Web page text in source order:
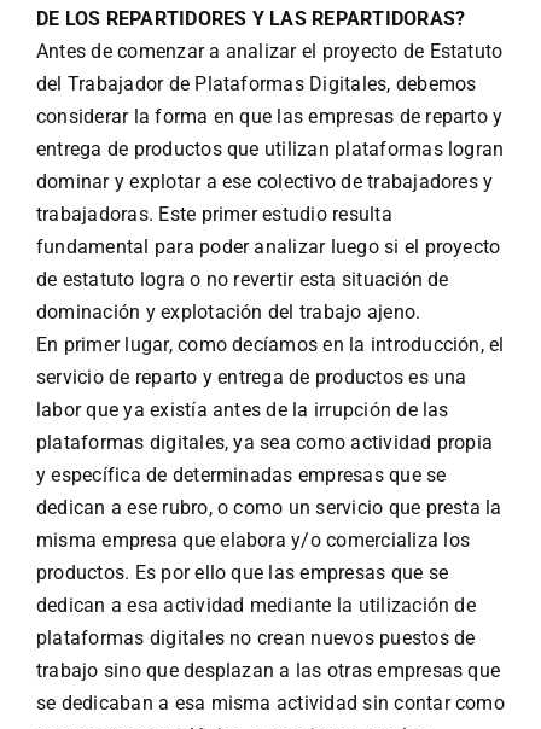
DE LOS REPARTIDORES Y LAS REPARTIDORAS?
Antes de comenzar a analizar el proyecto de Estatuto
del Trabajador de Plataformas Digitales, debemos
considerar la forma en que las empresas de reparto y
entrega de productos que utilizan plataformas logran
dominar y explotar a ese colectivo de trabajadores y
trabajadoras. Este primer estudio resulta
fundamental para poder analizar luego si el proyecto
de estatuto logra o no revertir esta situación de
dominación y explotación del trabajo ajeno.
En primer lugar, como decíamos en la introducción, el
servicio de reparto y entrega de productos es una
labor que ya existía antes de la irrupción de las
plataformas digitales, ya sea como actividad propia
y específica de determinadas empresas que se
dedican a ese rubro, o como un servicio que presta la
misma empresa que elabora y/o comercializa los
productos. Es por ello que las empresas que se
dedican a esa actividad mediante la utilización de
plataformas digitales no crean nuevos puestos de
trabajo sino que desplazan a las otras empresas que
se dedicaban a esa misma actividad sin contar como